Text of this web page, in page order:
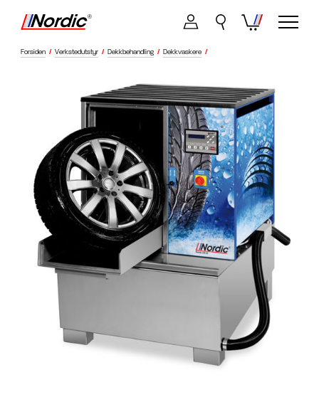
Forsiden / Verkstedutstyr / Dekkbehandling / Dekkvaskere /